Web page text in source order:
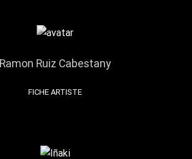
Ramon Ruiz Cabestany
FICHE ARTISTE